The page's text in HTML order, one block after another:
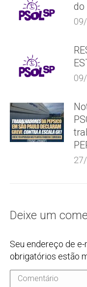
do
Deixe um
Seu endereço de
obrigatórios estão
Comentário